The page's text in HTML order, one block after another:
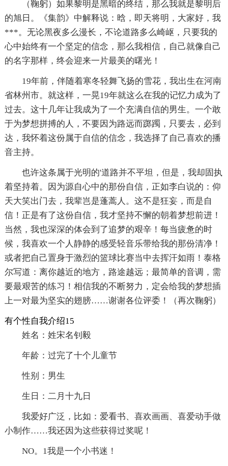
（鞠躬）如果黎明是黑暗的终结，那么我就是黎明后
的旭日。《集韵》中解释说：晗，即天将明，大家好，我
***。无论黑夜多么漫长，不论道路多么崎岖，只要我的
心中始终有一个坚定的信念，那么我相信，自己就像自己
的名字那样，终会迎来一片最美的曙光！
19年前，伴随着寒冬轻舞飞扬的雪花，我出生在河南
省林州市。就这样，一晃19年就这么在我的记忆力成为了
过去。这十几年让我成为了一个充满自信的男生。一个敢
于为梦想拼搏的人，不要因为路远而踯躅，只要去，必到
达，我怀着这份属于自信的信念，我选择了自己喜欢的播
音主持。
也许这条属于光明的'道路并不平坦，但是，我却固执
着坚持着。因为源自心中的那份自信，正如李白说的：仰
天大笑出门去，我辈岂是蓬蒿人。这不是狂妄，而是自
信！正是有了这份自信，我才坚持不懈的朝着梦想前进！
当然，我也深深的体会到了追梦的艰辛！每当疲惫的时
候，我喜欢一个人静静的感受轻音乐带给我的那份清净！
或者把自己置身于激烈的篮球比赛当中去挥汗如雨！泰格
尔写道：离你越近的地方，路途越远；最简单的音调，需
要最艰苦的练习！相信我的不断努力，定会给我的梦想插
上一对最为坚实的翅膀……谢谢各位评委！（再次鞠躬）
有个性自我介绍15
姓名：姓宋名钊毅
年龄：过完了十个儿童节
性别：男生
生日：二月十九日
我爱好广泛，比如：爱看书、喜欢画画、喜爱动手做
小制作……我还因为这些获得过奖呢！
NO。1我是一个小书迷！